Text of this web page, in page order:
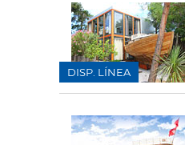
DISP. LÍNEA